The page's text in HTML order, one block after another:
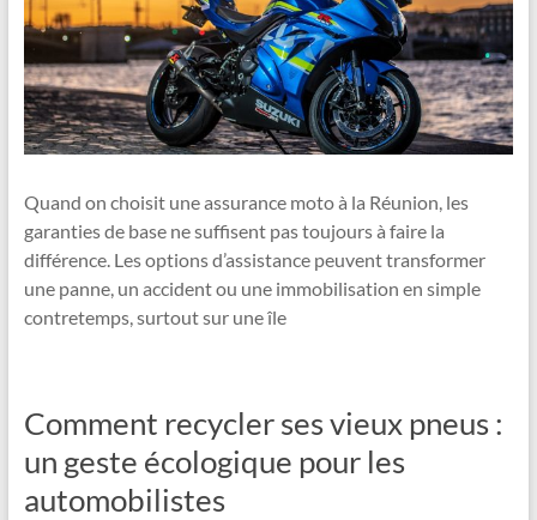
Quand on choisit une assurance moto à la Réunion, les
garanties de base ne suffisent pas toujours à faire la
différence. Les options d’assistance peuvent transformer
une panne, un accident ou une immobilisation en simple
contretemps, surtout sur une île
Comment recycler ses vieux pneus :
un geste écologique pour les
automobilistes